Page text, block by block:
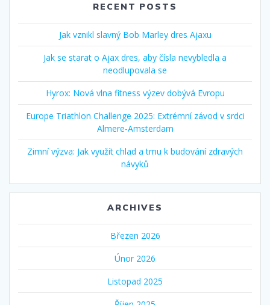
RECENT POSTS
Jak vznikl slavný Bob Marley dres Ajaxu
Jak se starat o Ajax dres, aby čísla nevybledla a
neodlupovala se
Hyrox: Nová vlna fitness výzev dobývá Evropu
Europe Triathlon Challenge 2025: Extrémní závod v srdci
Almere‑Amsterdam
Zimní výzva: Jak využít chlad a tmu k budování zdravých
návyků
ARCHIVES
Březen 2026
Únor 2026
Listopad 2025